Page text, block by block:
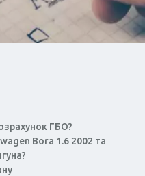
ГБО?
Bora 1.6 2002 та